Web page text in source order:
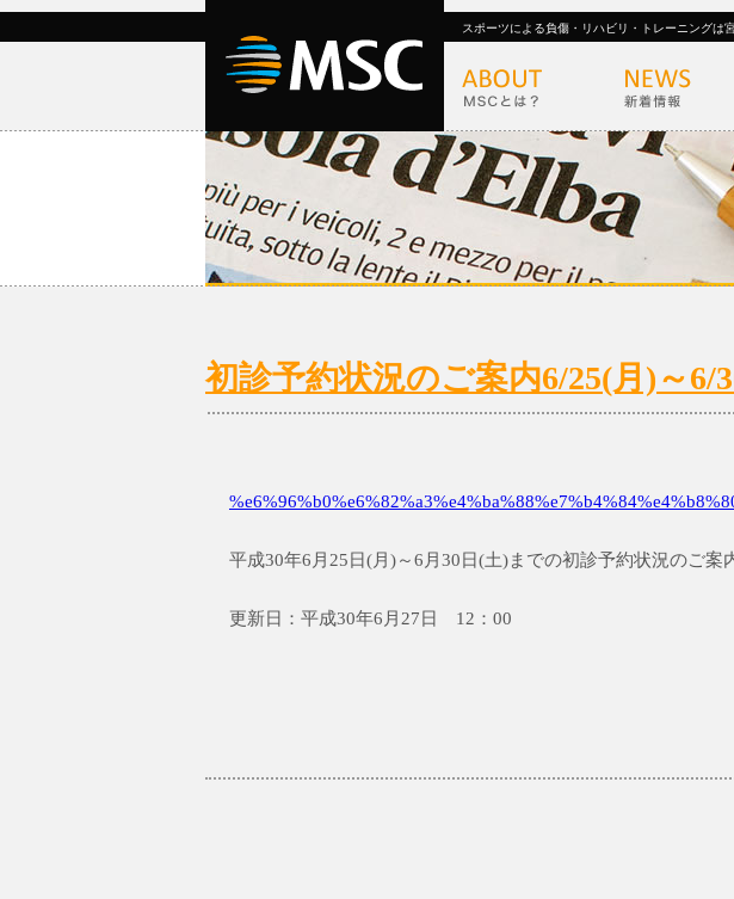
スポーツによる負傷・リハビリ・トレーニングは
初診予約状況のご案内6/25(月)～6/
平成30年6月25日(月)～6月30日(土)までの初診予約状況のご案
更新日：平成30年6月27日 12：00